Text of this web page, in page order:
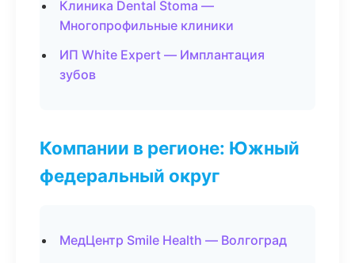
Клиника Dental Stoma —
Многопрофильные клиники
ИП White Expert — Имплантация
зубов
Компании в регионе: Южный
федеральный округ
МедЦентр Smile Health — Волгоград